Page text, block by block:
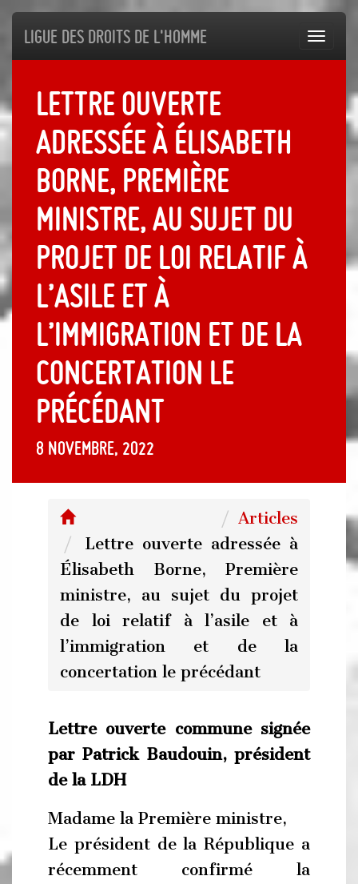
Ligue des droits de l'Homme
Lettre ouverte
adressée à Élisabeth
Borne, Première
ministre, au sujet du
projet de loi relatif à
l’asile et à
l’immigration et de la
concertation le
précédant
8 novembre, 2022
Articles
Lettre ouverte adressée à
Élisabeth Borne, Première
ministre, au sujet du projet
de loi relatif à l’asile et à
l’immigration et de la
concertation le précédant
Lettre ouverte commune signée
par Patrick Baudouin, président
de la LDH
Madame la Première ministre,
Le président de la République a
récemment confirmé la